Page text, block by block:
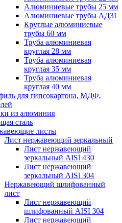
Алюминиевые трубы 25 мм
Алюминиевые трубы АД31
Круглые алюминиевые
трубы 60 мм
Труба алюминиевая
круглая 28 мм
Труба алюминиевая
круглая 35 мм
Труба алюминиевая
круглая 40 мм
для гипсокартона, МДФ,
из алюминия
сталь
листы
Лист нержавеющий зеркальный
Лист нержавеющий
зеркальный AISI 430
Лист нержавеющий
зеркальный AISI 304
Нержавеющий шлифованный
лист
Лист нержавеющий
шлифованный AISI 304
Лист нержавеющий